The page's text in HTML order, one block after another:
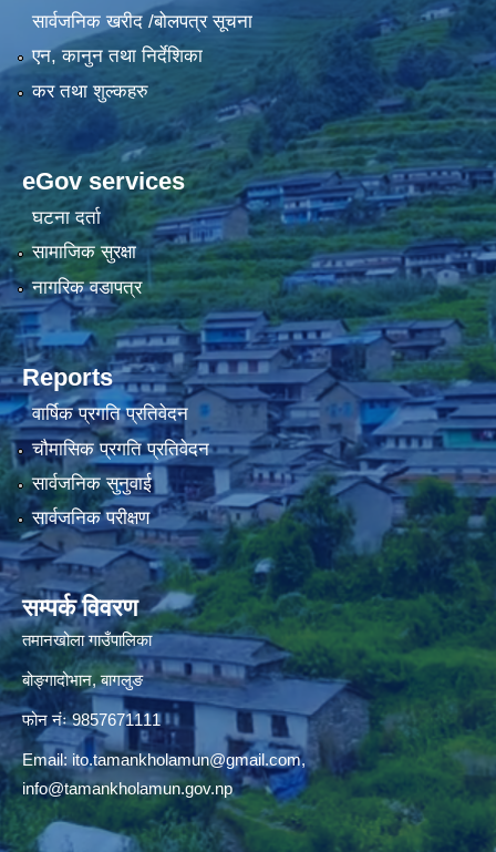
सार्वजनिक खरीद /बोलपत्र सूचना
एन, कानुन तथा निर्देशिका
कर तथा शुल्कहरु
eGov services
घटना दर्ता
सामाजिक सुरक्षा
नागरिक वडापत्र
Reports
वार्षिक प्रगति प्रतिवेदन
चौमासिक प्रगति प्रतिवेदन
सार्वजनिक सुनुवाई
सार्वजनिक परीक्षण
सम्पर्क विवरण
तमानखोला गाउँपालिका
बोङ्गादोभान, बागलुङ
फोन नंः 9857671111
Email: ito.tamankholamun@gmail.com,
info@tamankholamun.gov.np